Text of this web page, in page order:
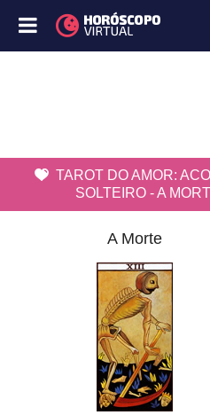
TAROT DO AMOR:
SOLTEIRO - A
A Morte